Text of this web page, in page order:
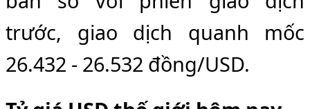
trước, giao dịch quanh mốc
26.432 - 26.532 đồng/USD.